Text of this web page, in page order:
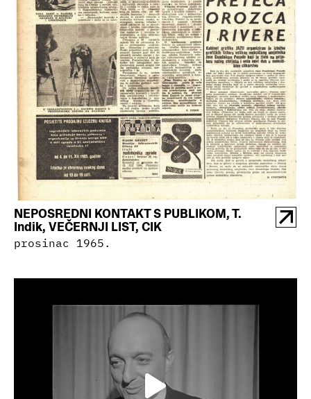
NEPOSREDNI KONTAKT S PUBLIKOM, T.
Indik, VEČERNJI LIST, CIK
prosinac 1965.